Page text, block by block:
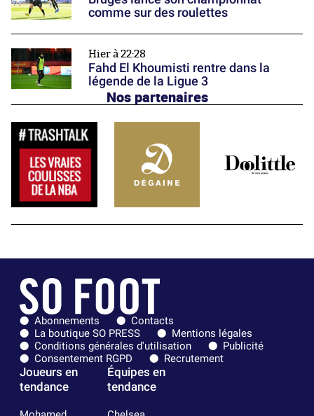
comme sur des roulettes
Hier à 22:28
Fahd El Khoumisti rentre dans la
légende de la Ligue 3
Nos partenaires
Abonnements
Contacts
La boutique SO PRESS
Mentions légales
Conditions générales d'utilisation
Publicité
Consentement RGPD
Recrutement
Joueurs en
tendance
Équipes en
tendance